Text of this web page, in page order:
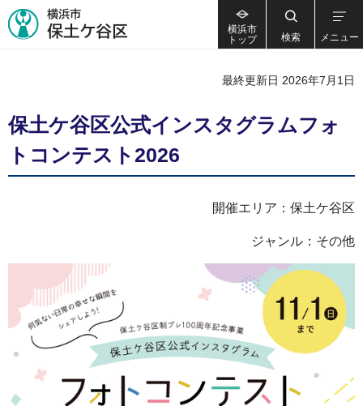
横浜市
トップ
検索 メニュー
最終更新日 2026年7月1日
保土ケ谷区公式インスタグラムフォ
トコンテスト2026
開催エリア：保土ケ谷区
ジャンル：その他